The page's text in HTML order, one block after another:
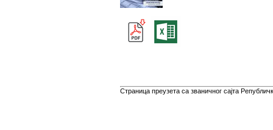
Страница преузета са званичног сајта